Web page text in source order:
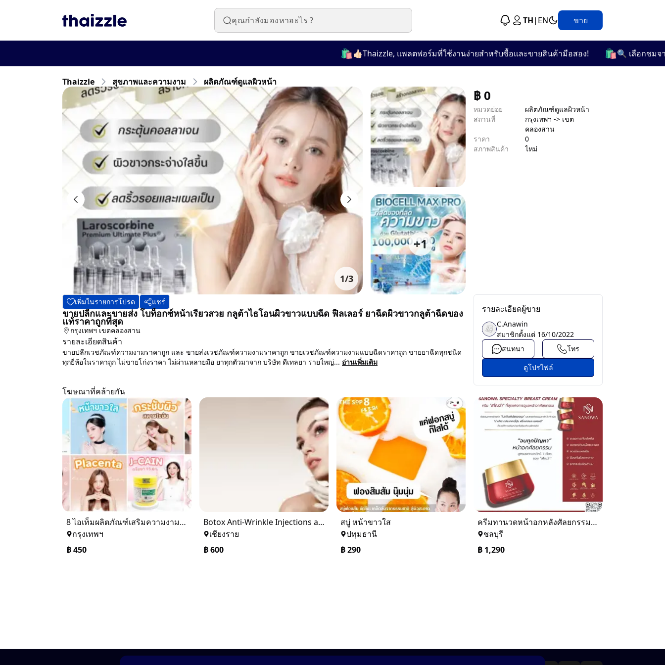
TH| EN ขาย
👍🏻Thaizzle, แพลตฟอร์มที่ใช้งานง่ายสำหรับซื้อและขายสินค้ามือสอง! 🛍️ 🔍 เลือกชมจากก
Thaizzle สุขภาพและความงาม ผลิตภัณฑ์ดูแลผิวหน้า
1/3
+1
฿0
หมวดย่อย
ผลิตภัณฑ์ดูแลผิวหน้า
สถานที่
กรุงเทพฯ -> เขต
คลองสาน
ราคา
0
สภาพสินค้า
ไหม่
เพิ่มในรายการโปรด แชร์
ขายปลีกและขายส่ง โบท็อกซ์หน้าเรียวสวย กลูต้าไธโอนผิวขาวแบบฉีด ฟิลเลอร์ ยาฉีดผิวขาวกลูต้าฉีดของ
แท้ราคาถูกที่สุด
กรุงเทพฯ เขตคลองสาน
รายละเอียดสินค้า
ขายปลีกเวชภัณฑ์ความงามราคาถูก และ ขายส่งเวชภัณฑ์ความงามราคาถูก ขายเวชภัณฑ์ความงามแบบฉีดราคาถูก ขายยาฉีดทุกชนิด
ทุกยี่ห้อในราคาถูก ไม่ขายโก่งราคา ไม่ผ่านหลายมือ ยาทุกตัวมาจาก บริษัท ดีเทลยา รายใหญ่... อ่านเพิ่มเติม
รายละเอียดผู้ขาย
C.Anawin
สมาชิกตั้งแต่ 16/10/2022
สนทนา
โทร
ดูโปรไฟล์
โฆษณาที่คล้ายกัน
8 ไอเท็มผลิตภัณฑ์เสริมความงามและบำรุงผิวคุณภาพสูง จาก Perfect Skin Shop
กรุงเทพฯ
฿450
Botox Anti-Wrinkle Injections and Treatment
เชียงราย
฿600
สบู่ หน้าขาวใส
ปทุมธานี
฿290
ครีมทานวดหน้าอกหลังศัลยกรรม SANOWA SPECIALTY BREAST CREAM
ชลบุรี
฿ 1,290